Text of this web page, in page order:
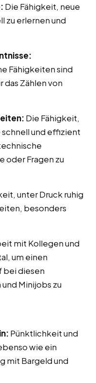
Die Fähigkeit, neue
zu erlernen und
Fähigkeiten sind
Zählen von
Die Fähigkeit,
und effizient
oder Fragen zu
unter Druck ruhig
besonders
mit Kollegen und
um einen
bei diesen
Minijobs zu
Pünktlichkeit und
wie ein
mit Bargeld und